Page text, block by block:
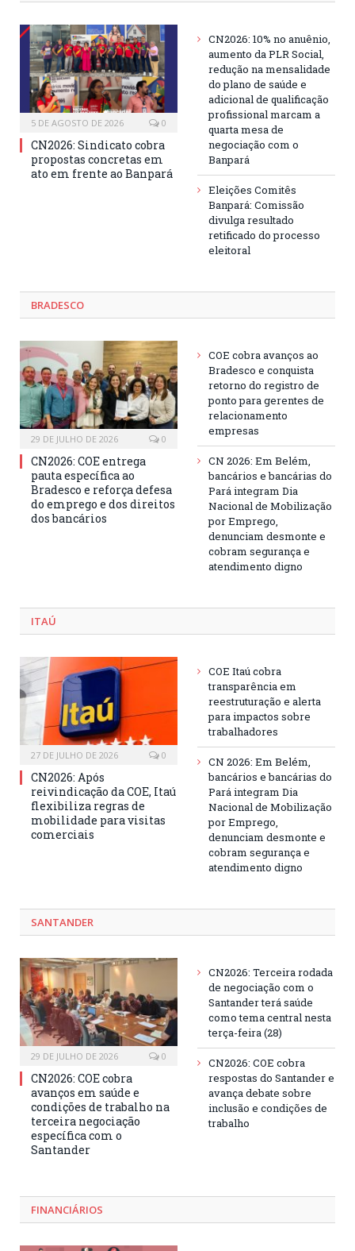
5 DE AGOSTO DE 2026 0
CN2026: Sindicato cobra
propostas concretas em
ato em frente ao Banpará
CN2026: 10% no anuênio,
aumento da PLR Social,
redução na mensalidade
do plano de saúde e
adicional de qualificação
profissional marcam a
quarta mesa de
negociação com o
Banpará
Eleições Comitês
Banpará: Comissão
divulga resultado
retificado do processo
eleitoral
BRADESCO
29 DE JULHO DE 2026 0
CN2026: COE entrega
pauta específica ao
Bradesco e reforça defesa
do emprego e dos direitos
dos bancários
COE cobra avanços ao
Bradesco e conquista
retorno do registro de
ponto para gerentes de
relacionamento
empresas
CN 2026: Em Belém,
bancários e bancárias do
Pará integram Dia
Nacional de Mobilização
por Emprego,
denunciam desmonte e
cobram segurança e
atendimento digno
ITAÚ
27 DE JULHO DE 2026 0
CN2026: Após
reivindicação da COE, Itaú
flexibiliza regras de
mobilidade para visitas
comerciais
COE Itaú cobra
transparência em
reestruturação e alerta
para impactos sobre
trabalhadores
CN 2026: Em Belém,
bancários e bancárias do
Pará integram Dia
Nacional de Mobilização
por Emprego,
denunciam desmonte e
cobram segurança e
atendimento digno
SANTANDER
29 DE JULHO DE 2026 0
CN2026: COE cobra
avanços em saúde e
condições de trabalho na
terceira negociação
específica com o
Santander
CN2026: Terceira rodada
de negociação com o
Santander terá saúde
como tema central nesta
terça-feira (28)
CN2026: COE cobra
respostas do Santander e
avança debate sobre
inclusão e condições de
trabalho
FINANCIÁRIOS